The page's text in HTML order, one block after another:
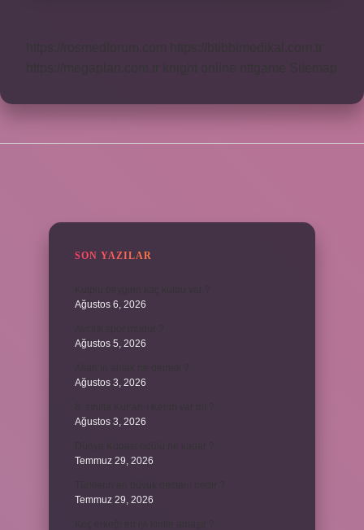
SON YAZILAR
Ağustos 6, 2026
Ağustos 5, 2026
Ağustos 3, 2026
Ağustos 3, 2026
Temmuz 29, 2026
Temmuz 29, 2026